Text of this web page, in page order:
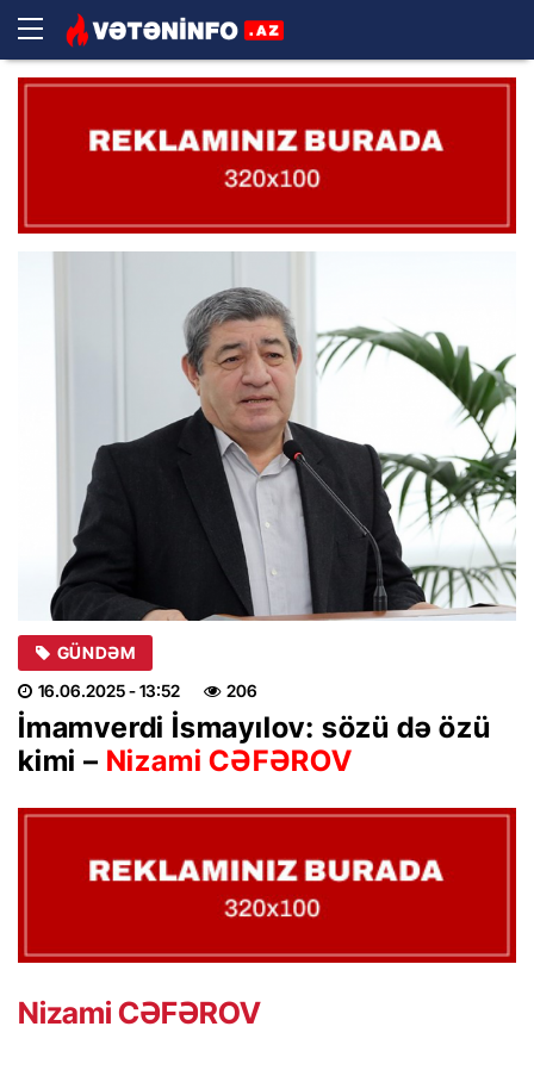
GÜNDƏM
16.06.2025- 13:52 206
İmamverdi İsmayılov: sözü də özü
kimi – Nizami CƏFƏROV
Nizami CƏFƏROV